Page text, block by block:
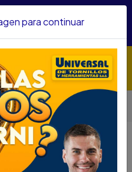
PARRILLERO por compras
Eléctrica
4400 REF.F0124400AA
SKIL 400W
para continuar